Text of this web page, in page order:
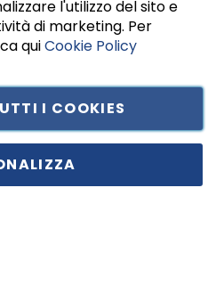
Casoria (NA) - C.F. 05834470634 -
l'utilizzo del sito e
di marketing. Per
quiCookie Policy
I COOKIES